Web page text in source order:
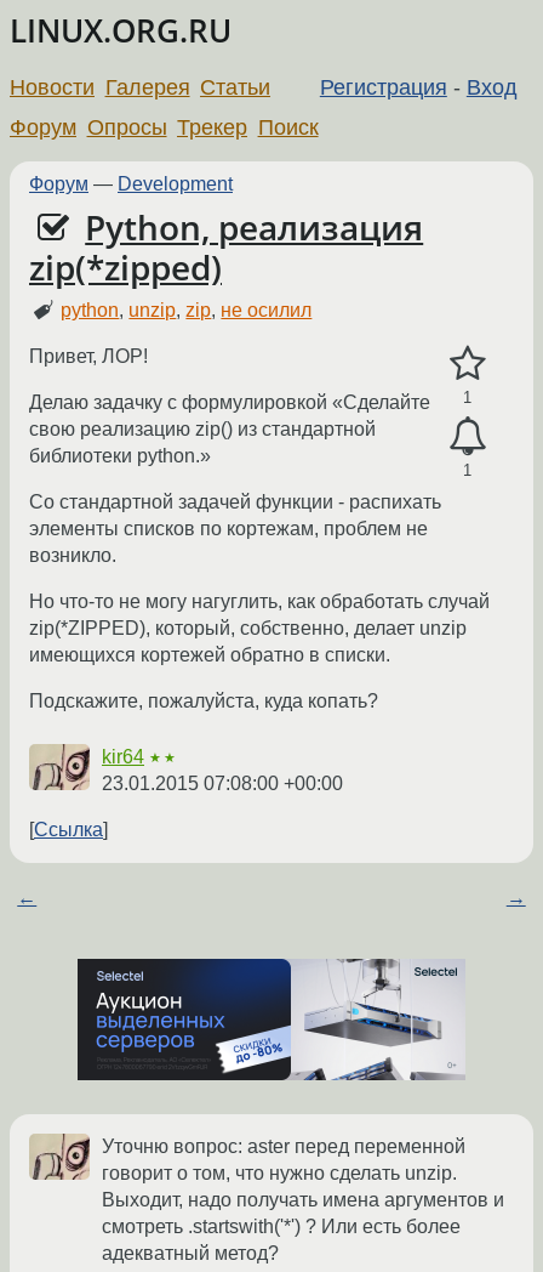
LINUX.ORG.RU
Регистрация - Вход
Новости Галерея Статьи
Форум Опросы Трекер Поиск
Форум — Development
Python, реализация
zip(*zipped)
python, unzip,zip, не осилил
1
1
Привет, ЛОР!
Делаю задачку с формулировкой «Сделайте
свою реализацию zip() из стандартной
библиотеки python.»
Со стандартной задачей функции - распихать
элементы списков по кортежам, проблем не
возникло.
Но что-то не могу нагуглить, как обработать случай
zip(*ZIPPED), который, собственно, делает unzip
имеющихся кортежей обратно в списки.
Подскажите, пожалуйста, куда копать?
kir64 ★★
23.01.2015 07:08:00 +00:00
Ссылка
← →
Уточню вопрос: aster перед переменной
говорит о том, что нужно сделать unzip.
Выходит, надо получать имена аргументов и
смотреть .startswith('*') ? Или есть более
адекватный метод?